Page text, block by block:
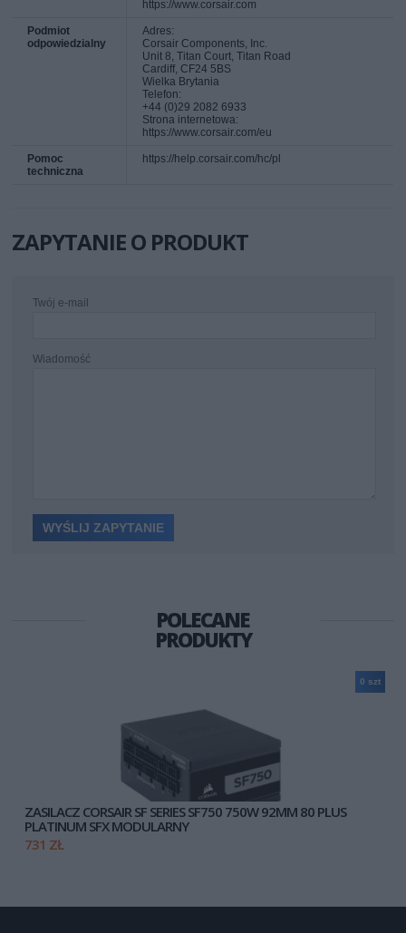
https://www.corsair.com
Podmiot
odpowiedzialny
Adres:
Corsair Components, Inc.
Unit 8, Titan Court, Titan Road
Cardiff, CF24 5BS
Wielka Brytania
Telefon:
+44 (0)29 2082 6933
Strona internetowa:
https://www.corsair.com/eu
Pomoc
techniczna
https://help.corsair.com/hc/pl
ZAPYTANIE O PRODUKT
Twój e-mail
Wiadomość
POLECANE
PRODUKTY
ZASILACZ CORSAIR SF SERIES SF750 750W 92MM 80 PLUS
PLATINUM SFX MODULARNY
731 ZŁ
0 szt